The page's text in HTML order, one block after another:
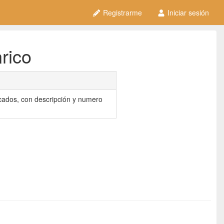
Registrarme Iniciar sesión
con descripción y numero